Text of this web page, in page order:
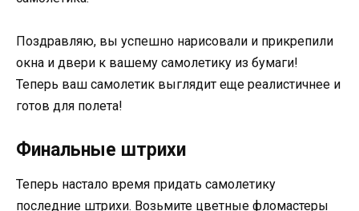
Поздравляю, вы успешно нарисовали и прикрепили
окна и двери к вашему самолетику из бумаги!
Теперь ваш самолетик выглядит еще реалистичнее и
готов для полета!
Финальные штрихи
Теперь настало время придать самолетику
последние штрихи. Возьмите цветные фломастеры